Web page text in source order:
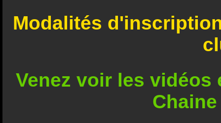
Modalités
Venez voir les